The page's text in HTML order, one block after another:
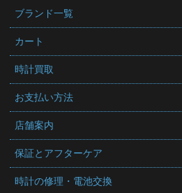
ブランド一覧
カート
時計買取
お支払い方法
店舗案内
保証とアフターケア
時計の修理・電池交換